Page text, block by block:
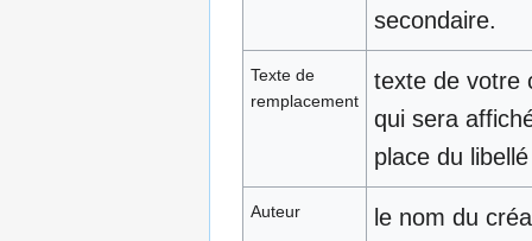
secondaire.
Texte de
remplacement
texte de votre
qui sera
place du
Auteur
le nom du